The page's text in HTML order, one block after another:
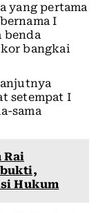
yang pertama
I
benda
bangkai
setempat I
sama
Rai
Hukum